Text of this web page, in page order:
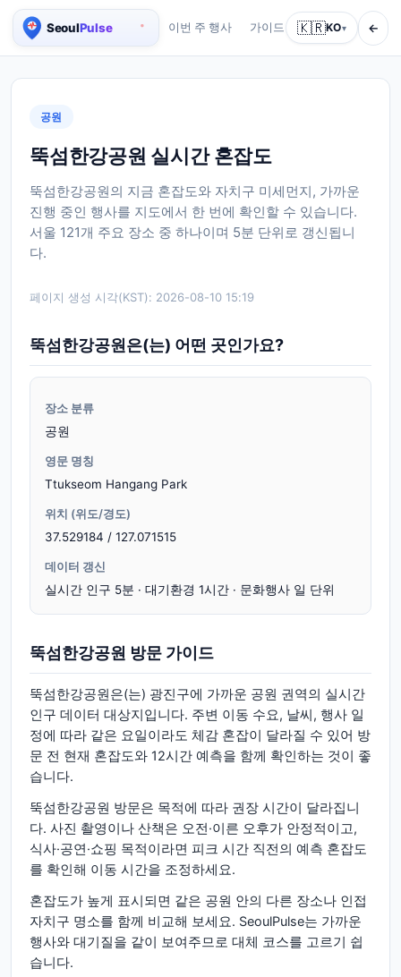
서울 실시간 인구 지도
이번 주 행사 가이드 회사 소개 서비
🇰🇷KO▾ ←
공원
뚝섬한강공원 실시간 혼잡도
뚝섬한강공원의 지금 혼잡도와 자치구 미세먼지, 가까운
진행 중인 행사를 지도에서 한 번에 확인할 수 있습니다.
서울 121개 주요 장소 중 하나이며 5분 단위로 갱신됩니
다.
페이지 생성 시각(KST): 2026-08-10 15:19
뚝섬한강공원은(는) 어떤 곳인가요?
장소 분류
공원
영문 명칭
Ttukseom Hangang Park
위치 (위도/경도)
37.529184 / 127.071515
데이터 갱신
실시간 인구 5분 · 대기환경 1시간 · 문화행사 일 단위
뚝섬한강공원 방문 가이드
뚝섬한강공원은(는) 광진구에 가까운 공원 권역의 실시간
인구 데이터 대상지입니다. 주변 이동 수요, 날씨, 행사 일
정에 따라 같은 요일이라도 체감 혼잡이 달라질 수 있어 방
문 전 현재 혼잡도와 12시간 예측을 함께 확인하는 것이 좋
습니다.
뚝섬한강공원 방문은 목적에 따라 권장 시간이 달라집니
다. 사진 촬영이나 산책은 오전·이른 오후가 안정적이고,
식사·공연·쇼핑 목적이라면 피크 시간 직전의 예측 혼잡도
를 확인해 이동 시간을 조정하세요.
혼잡도가 높게 표시되면 같은 공원 안의 다른 장소나 인접
자치구 명소를 함께 비교해 보세요. SeoulPulse는 가까운
행사와 대기질을 같이 보여주므로 대체 코스를 고르기 쉽
습니다.